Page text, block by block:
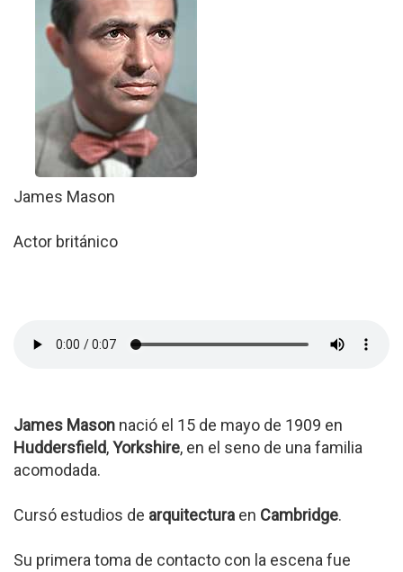
James Mason
Actor británico
James Mason nació el 15 de mayo de 1909 en
Huddersfield,Yorkshire, en el seno de una familia
acomodada.
Cursó estudios de arquitectura en Cambridge.
Su primera toma de contacto con la escena fue